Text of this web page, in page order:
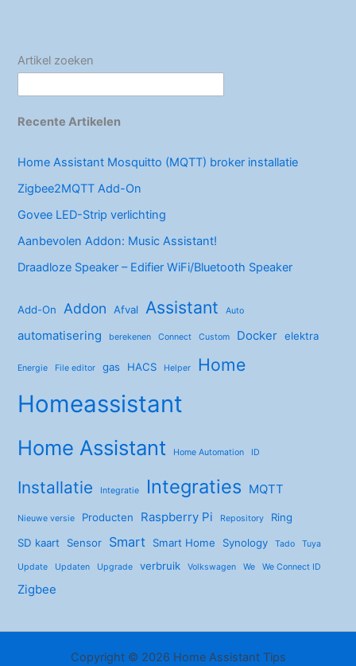
k
Artikel zoeken
Recente Artikelen
Home Assistant Mosquitto (MQTT) broker installatie
Zigbee2MQTT Add-On
Govee LED-Strip verlichting
Aanbevolen Addon: Music Assistant!
Draadloze Speaker – Edifier WiFi/Bluetooth Speaker
Add-On Addon Afval Assistant Auto
automatisering berekenen Connect Custom Docker elektra
Energie File editor gas HACS Helper Home
Homeassistant
Home Assistant Home Automation ID
Installatie Integratie Integraties MQTT
Nieuwe versie Producten Raspberry Pi Repository
Ring
SD kaart
Sensor Smart Smart Home Synology Tado Tuya
Update Updaten Upgrade verbruik Volkswagen We We Connect ID
Zigbee
Copyright © 2026 Home Assistant Tips